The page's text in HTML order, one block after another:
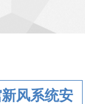
风系统安